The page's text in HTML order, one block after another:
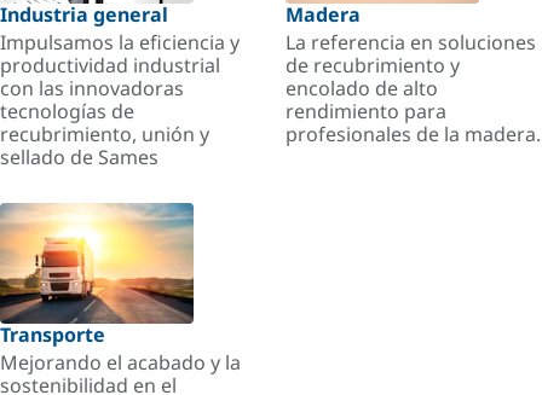
Industria general
Impulsamos la eficiencia y
productividad industrial
con las innovadoras
tecnologías de
recubrimiento, unión y
sellado de Sames
Madera
La referencia en soluciones
de recubrimiento y
encolado de alto
rendimiento para
profesionales de la madera.
Transporte
Mejorando el acabado y la
sostenibilidad en el